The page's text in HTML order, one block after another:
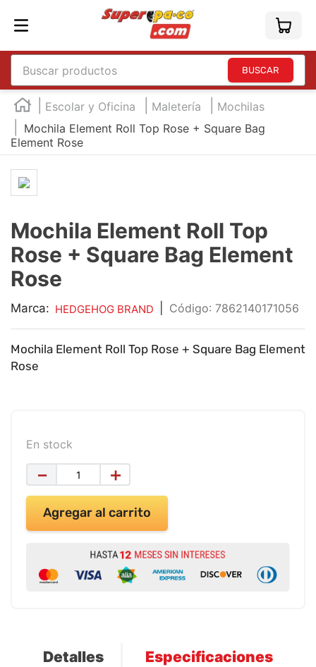
Buscar productos
Escolar y Oficina Maletería
Mochilas
Mochila Element Roll Top Rose + Square Bag
Element Rose
Mochila Element Roll Top
Rose + Square Bag Element
Rose
Marca: HEDGEHOG BRAND : 7862140171056
Mochila Element Roll Top Rose + Square Bag Element
Rose
En stock
＋
－
Agregar al carrito
Detalles Especificaciones
TÉRMINOS MÁS BUSCADOS
1 .
england
2.
edding e360
3.
4.
5
mouse
marcadores
10. cuadernos